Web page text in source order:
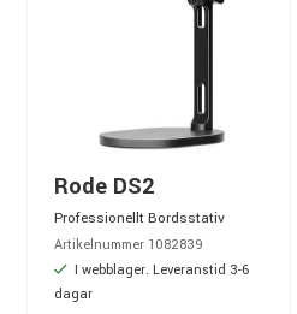
Rode DS2
Professionellt Bordsstativ
Artikelnummer 1082839
I webblager. Leveranstid 3-6
dagar